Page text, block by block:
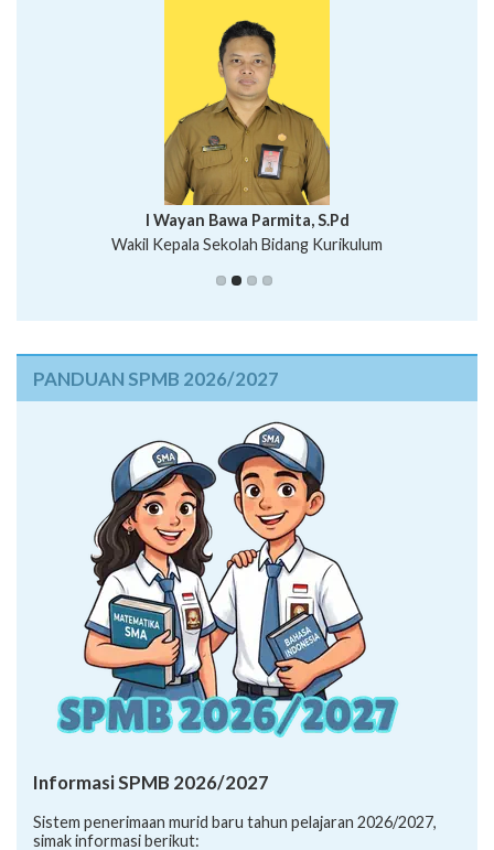
Putu Suhartana, S.Pd.
I Wayan Bawa Parmita, S.Pd
Wakil Kepala Sekolah Bidang Kurikulum
I Wayan Gede Aditya Pratita, S.Pd., M.Sn
Ni Wayan Nopi Sutantri, S.Pd.
PANDUAN SPMB 2026/2027
Informasi SPMB 2026/2027
Sistem penerimaan murid baru tahun pelajaran 2026/2027,
simak informasi berikut: